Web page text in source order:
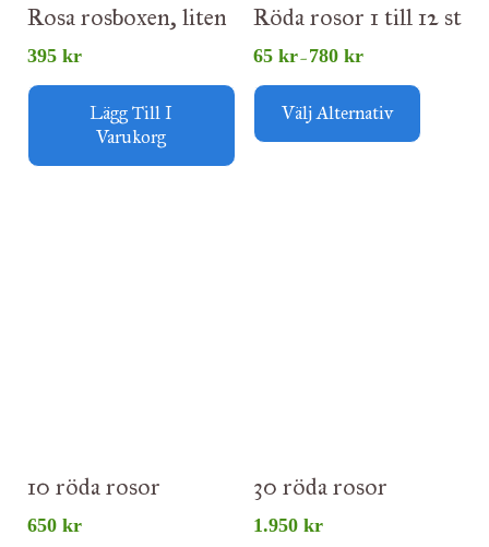
Rosa rosboxen, liten
395 kr
Lägg Till I
Varukorg
Röda rosor 1 till 12 st
65 kr– 780 kr
Välj Alternativ
10 röda rosor
650 kr
30 röda rosor
1.950 kr